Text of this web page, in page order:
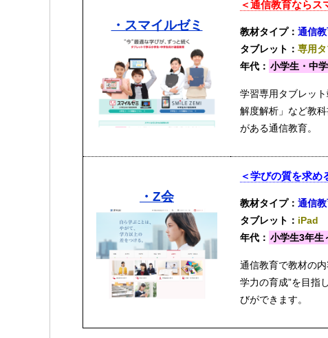
・スマイルゼミ
＜通信教育ならス
教材タイプ：通信
タブレット：専用
年代： 小学生・中
学習専用タブレッ
解度解析」など教
がある通信教育。
・Z会
＜学びの質を求め
教材タイプ：通信
タブレット： iPad
年代： 小学生3年生
通信教育で教材の
学力の育成”を目指
びができます。